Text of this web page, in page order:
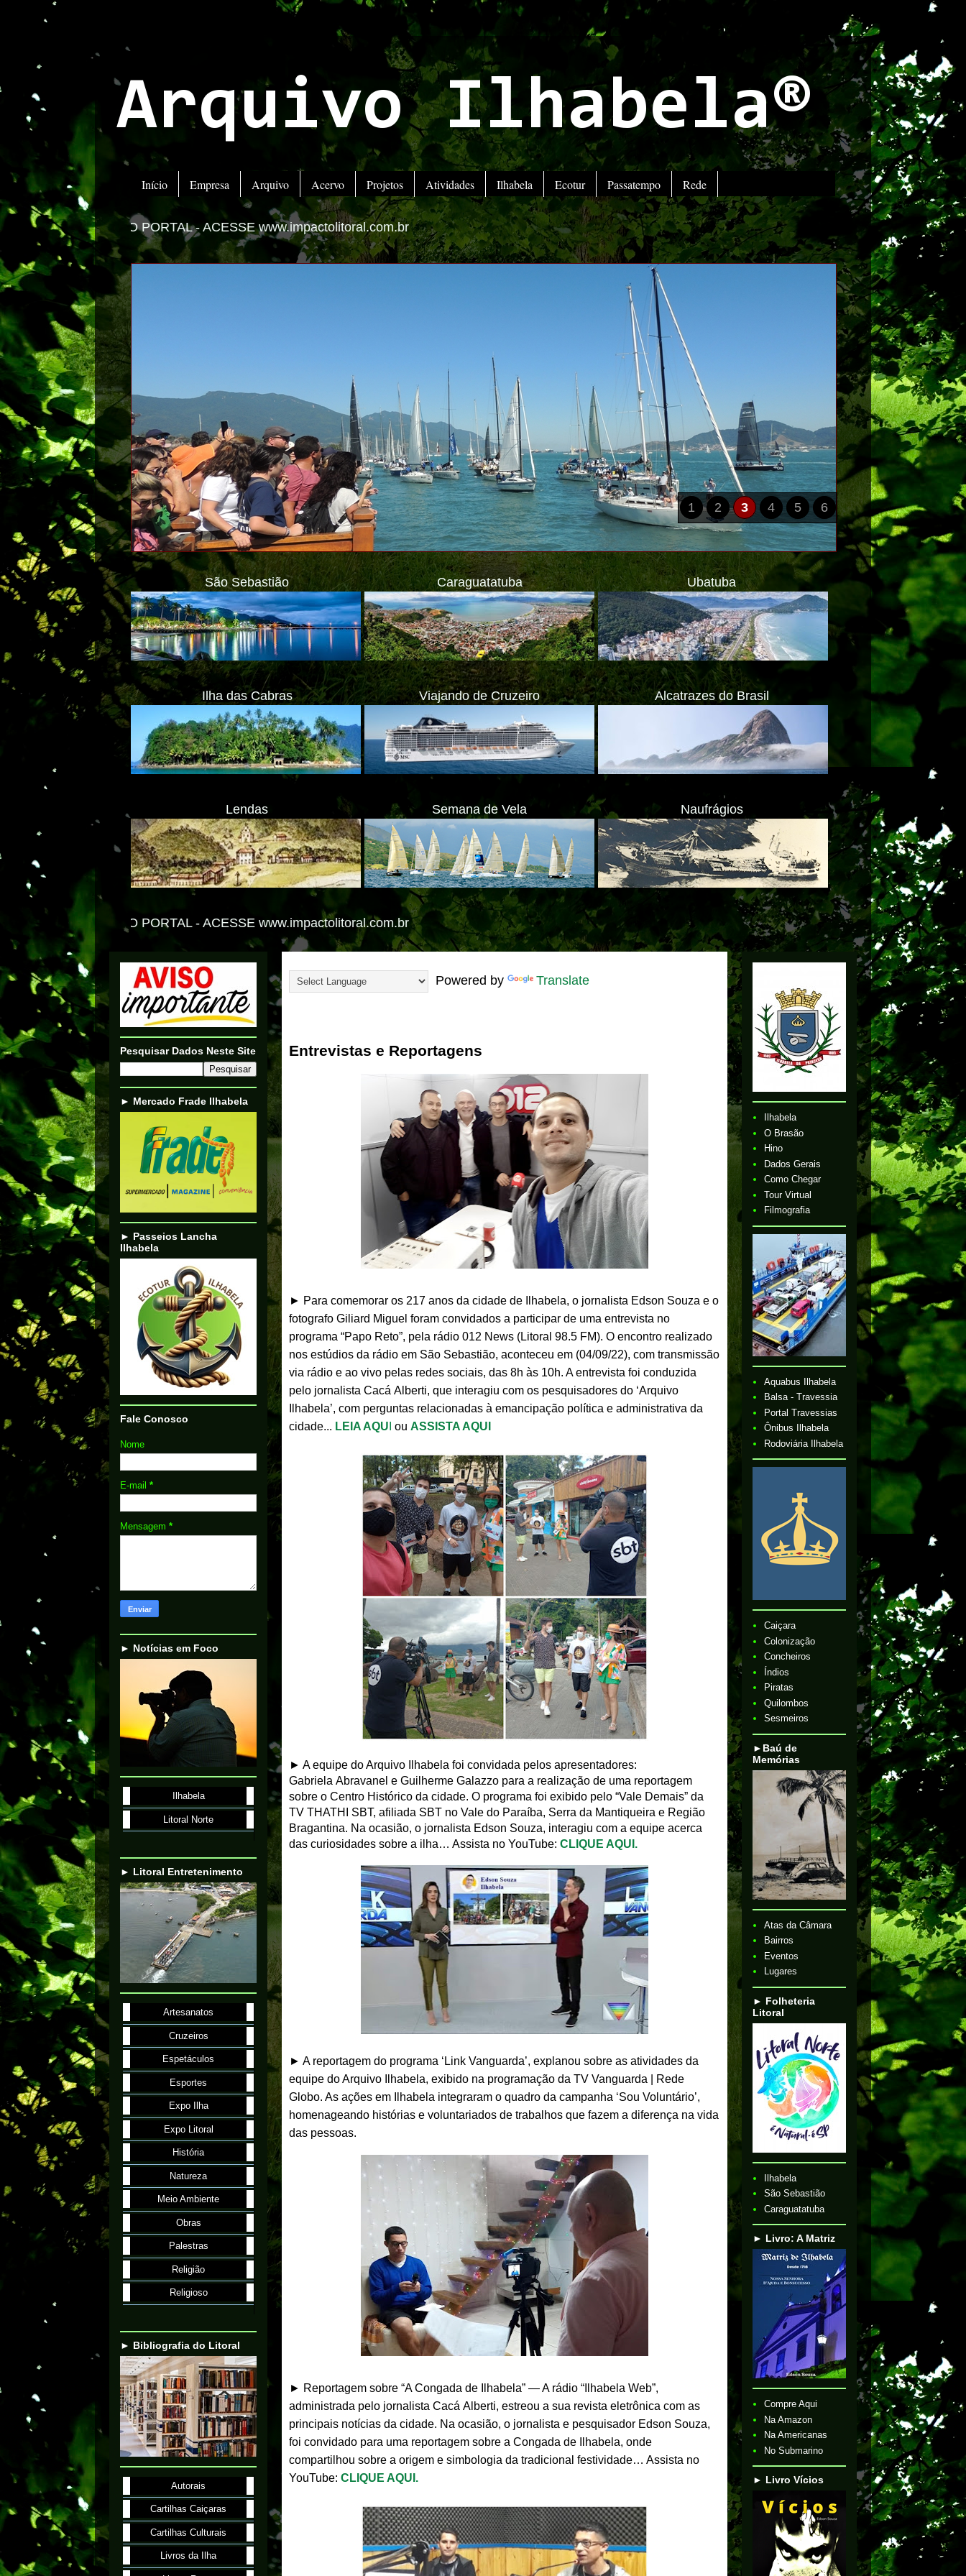
Arquivo Ilhabela®
Início Empresa Arquivo Acervo Projetos Atividades Ilhabela Ecotur Passatempo Rede
PORTAL - ACESSE www.impactolitoral.com.br
1 2 3 4 5 6
São Sebastião Caraguatatuba Ubatuba
Ilha das Cabras Viajando de Cruzeiro Alcatrazes do Brasil
Lendas Semana de Vela Naufrágios
PORTAL - ACESSE www.impactolitoral.com.br
Powered by Translate
Entrevistas e Reportagens
► Para comemorar os 217 anos da cidade de Ilhabela, o jornalista Edson Souza e o
fotografo Giliard Miguel foram convidados a participar de uma entrevista no
programa “Papo Reto”, pela rádio 012 News (Litoral 98.5 FM). O encontro realizado
nos estúdios da rádio em São Sebastião, aconteceu em (04/09/22), com transmissão
via rádio e ao vivo pelas redes sociais, das 8h às 10h. A entrevista foi conduzida
pelo jornalista Cacá Alberti, que interagiu com os pesquisadores do ‘Arquivo
Ilhabela’, com perguntas relacionadas à emancipação política e administrativa da
cidade... LEIA AQU ou ASSISTA AQUI
► A equipe do Arquivo Ilhabela foi convidada pelos apresentadores:
Gabriela Abravanel e Guilherme Galazzo para a realização de uma reportagem
sobre o Centro Histórico da cidade. O programa foi exibido pelo “Vale Demais” da
TV THATHI SBT, afiliada SBT no Vale do Paraíba, Serra da Mantiqueira e Região
Bragantina. Na ocasião, o jornalista Edson Souza, interagiu com a equipe acerca
das curiosidades sobre a ilha… Assista no YouTube: CLIQUE AQUI.
► A reportagem do programa ‘Link Vanguarda’, explanou sobre as atividades da
equipe do Arquivo Ilhabela, exibido na programação da TV Vanguarda | Rede
Globo. As ações em Ilhabela integraram o quadro da campanha ‘Sou Voluntário’,
homenageando histórias e voluntariados de trabalhos que fazem a diferença na vida
das pessoas.
► Reportagem sobre “A Congada de Ilhabela” — A rádio “Ilhabela Web”,
administrada pelo jornalista Cacá Alberti, estreou a sua revista eletrônica com as
principais notícias da cidade. Na ocasião, o jornalista e pesquisador Edson Souza,
foi convidado para uma reportagem sobre a Congada de Ilhabela, onde
compartilhou sobre a origem e simbologia da tradicional festividade… Assista no
YouTube: CLIQUE AQUI.
Pesquisar Dados Neste Site
► Mercado Frade Ilhabela
► Passeios Lancha
Ilhabela
Fale Conosco
Nome
E-mail *
Mensagem *
► Notícias em Foco
Ilhabela
Litoral Norte
► Litoral Entretenimento
Artesanatos
Cruzeiros
Espetáculos
Esportes
Expo Ilha
Expo Litoral
História
Natureza
Meio Ambiente
Obras
Palestras
Religião
Religioso
► Bibliografia do Litoral
Autorais
Cartilhas Caiçaras
Cartilhas Culturais
Livros da Ilha
Ilhabela
O Brasão
Hino
Dados Gerais
Como Chegar
Tour Virtual
Filmografia
Aquabus Ilhabela
Balsa - Travessia
Portal Travessias
Ônibus Ilhabela
Rodoviária Ilhabela
Caiçara
Colonização
Concheiros
Índios
Piratas
Quilombos
Sesmeiros
►Baú de
Memórias
Atas da Câmara
Bairros
Eventos
Lugares
► Folheteria
Litoral
Ilhabela
São Sebastião
Caraguatatuba
► Livro: A Matriz
Compre Aqui
Na Amazon
Na Americanas
No Submarino
► Livro Vícios